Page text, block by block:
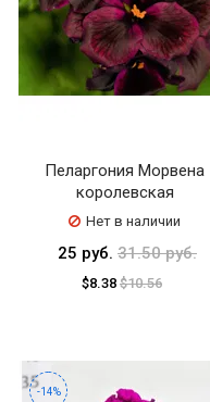
Пеларгония Морвена
королевская
Нет в наличии
25 руб. 31.50 руб.
$8.38 $10.56
-14%